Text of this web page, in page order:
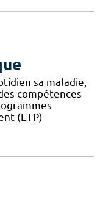
sa maladie,
compétences
(ETP)